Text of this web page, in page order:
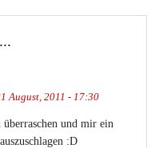
August, 2011 - 17:30
überraschen und mir ein
:D